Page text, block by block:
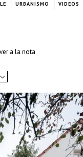
URBANISMO VIDEOS
a la nota